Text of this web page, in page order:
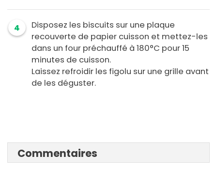
4
Disposez les biscuits sur une plaque
recouverte de papier cuisson et mettez-les
dans un four préchauffé à 180°C pour 15
minutes de cuisson.
Laissez refroidir les figolu sur une grille avant
de les déguster.
Commentaires